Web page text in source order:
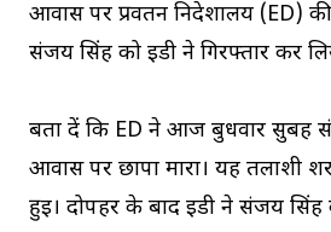
आवास पर प्रवर्तन निदेशालय (ED)
संजय सिंह को ईडी ने गिरफ्तार कर
बता दें कि ED ने आज बुधवार सुबह
आवास पर छापा मारा। यह तलाशी
हुई। दोपहर के बाद ईडी ने संजय सिंह